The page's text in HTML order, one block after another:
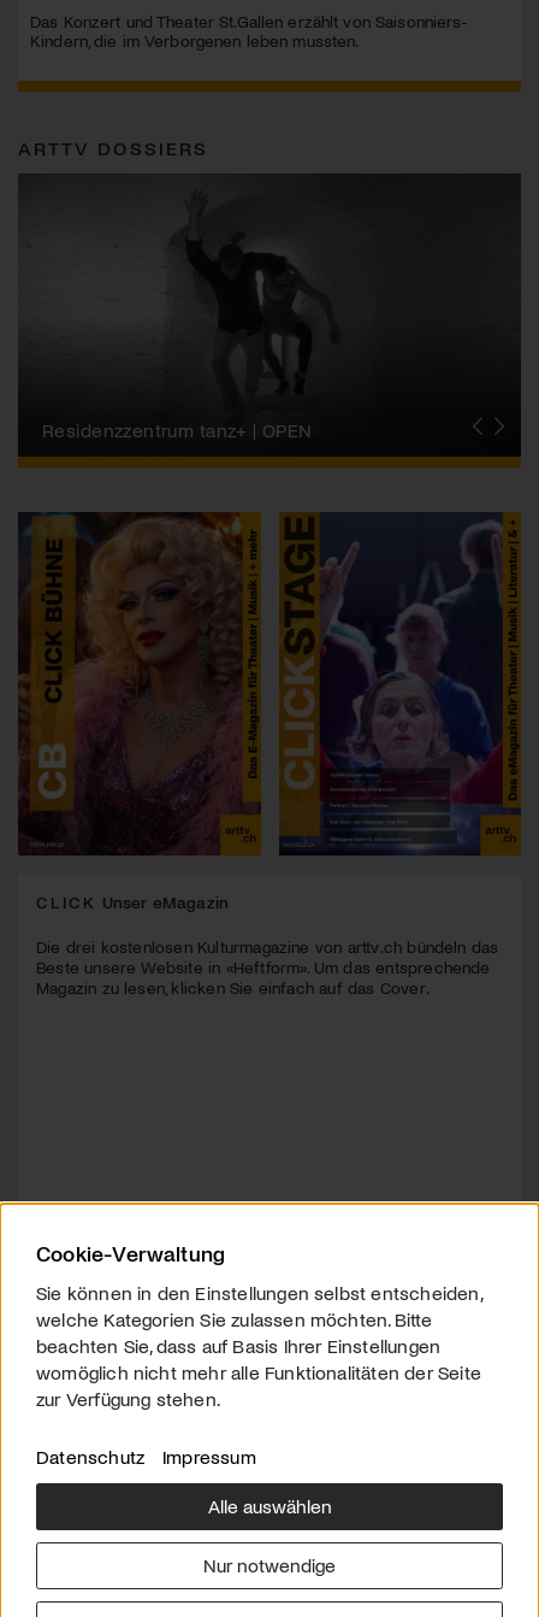
Das Konzert und Theater St.Gallen erzählt von Saisonniers-
Kindern, die im Verborgenen leben mussten.
ARTTV DOSSIERS
Migros-Kulturprozent | Tanzfestival Steps
Residenzzentrum tanz+ | OPEN
Tanzszene Schweiz
CLICK Unser eMagazin
Die drei kostenlosen Kulturmagazine von arttv.ch bündeln das
Beste unsere Website in «Heftform». Um das entsprechende
Magazin zu lesen, klicken Sie einfach auf das Cover.
Über uns
Downloads
Werben
Impressum
Cookie-Verwaltung
Sie können in den Einstellungen selbst entscheiden,
welche Kategorien Sie zulassen möchten. Bitte
beachten Sie, dass auf Basis Ihrer Einstellungen
womöglich nicht mehr alle Funktionalitäten der Seite
zur Verfügung stehen.
Datenschutz Impressum
Alle auswählen
Nur notwendige